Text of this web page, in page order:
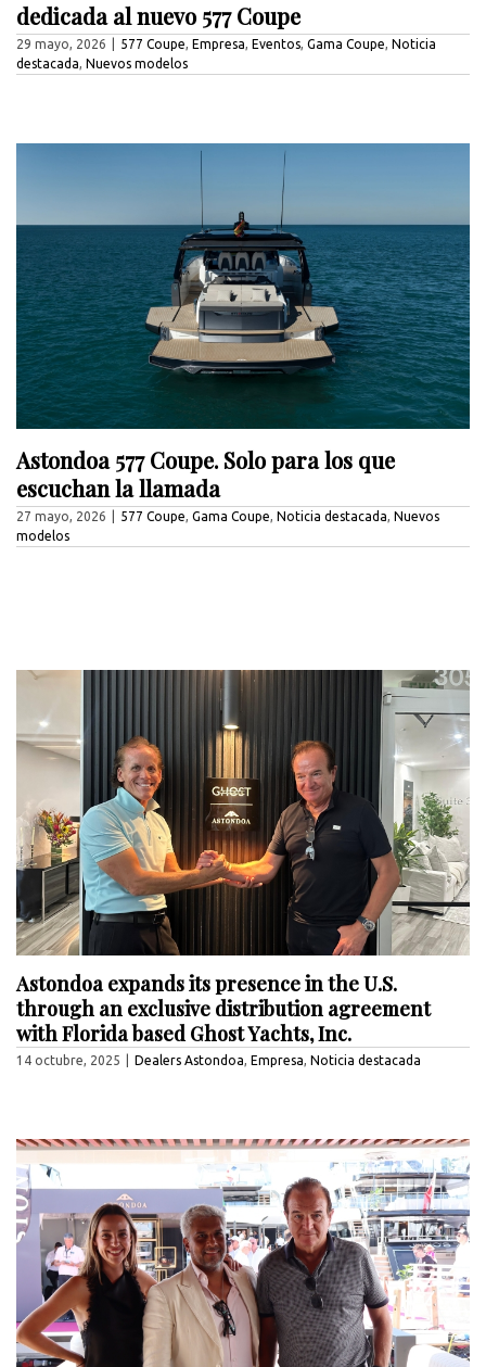
dedicada al nuevo 577 Coupe
29 mayo, 2026 577 Coupe, Empresa, Eventos, Gama Coupe, Noticia
destacada, Nuevos modelos
Astondoa 577 Coupe. Solo para los que
escuchan la llamada
27 mayo, 2026 577 Coupe, Gama Coupe, Noticia destacada, Nuevos
modelos
Astondoa expands its presence in the U.S.
through an exclusive distribution agreement
with Florida based Ghost Yachts, Inc.
14 octubre, 2025 Dealers Astondoa, Empresa, Noticia destacada